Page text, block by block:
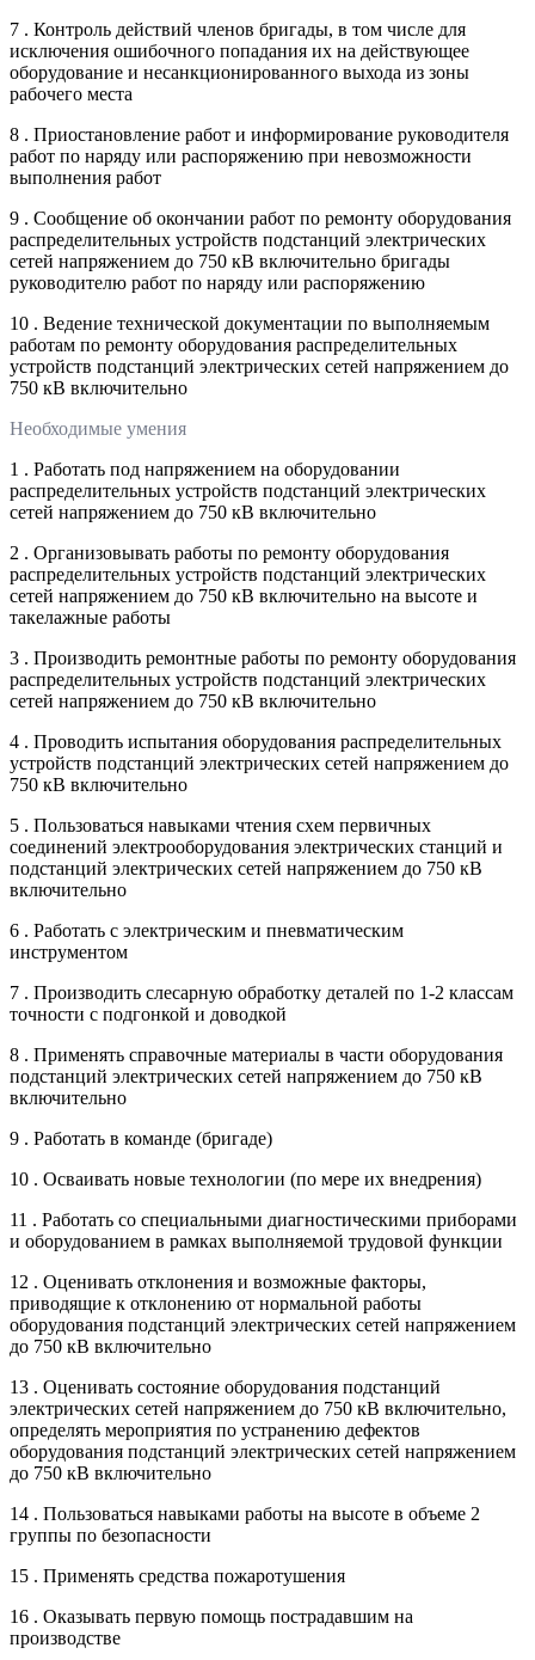
7 . Контроль действий членов бригады, в том числе для
исключения ошибочного попадания их на действующее
оборудование и несанкционированного выхода из зоны
рабочего места
8 . Приостановление работ и информирование руководителя
работ по наряду или распоряжению при невозможности
выполнения работ
9 . Сообщение об окончании работ по ремонту оборудования
распределительных устройств подстанций электрических
сетей напряжением до 750 кВ включительно бригады
руководителю работ по наряду или распоряжению
10 . Ведение технической документации по выполняемым
работам по ремонту оборудования распределительных
устройств подстанций электрических сетей напряжением до
750 кВ включительно
Необходимые умения
1 . Работать под напряжением на оборудовании
распределительных устройств подстанций электрических
сетей напряжением до 750 кВ включительно
2 . Организовывать работы по ремонту оборудования
распределительных устройств подстанций электрических
сетей напряжением до 750 кВ включительно на высоте и
такелажные работы
3 . Производить ремонтные работы по ремонту оборудования
распределительных устройств подстанций электрических
сетей напряжением до 750 кВ включительно
4 . Проводить испытания оборудования распределительных
устройств подстанций электрических сетей напряжением до
750 кВ включительно
5 . Пользоваться навыками чтения схем первичных
соединений электрооборудования электрических станций и
подстанций электрических сетей напряжением до 750 кВ
включительно
6 . Работать с электрическим и пневматическим
инструментом
7 . Производить слесарную обработку деталей по 1-2 классам
точности с подгонкой и доводкой
8 . Применять справочные материалы в части оборудования
подстанций электрических сетей напряжением до 750 кВ
включительно
9 . Работать в команде (бригаде)
10 . Осваивать новые технологии (по мере их внедрения)
11 . Работать со специальными диагностическими приборами
и оборудованием в рамках выполняемой трудовой функции
12 . Оценивать отклонения и возможные факторы,
приводящие к отклонению от нормальной работы
оборудования подстанций электрических сетей напряжением
до 750 кВ включительно
13 . Оценивать состояние оборудования подстанций
электрических сетей напряжением до 750 кВ включительно,
определять мероприятия по устранению дефектов
оборудования подстанций электрических сетей напряжением
до 750 кВ включительно
14 . Пользоваться навыками работы на высоте в объеме 2
группы по безопасности
15 . Применять средства пожаротушения
16 . Оказывать первую помощь пострадавшим на
производстве